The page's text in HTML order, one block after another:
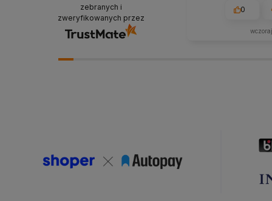
zebranych i
zweryfikowanych przez
0
wczoraj